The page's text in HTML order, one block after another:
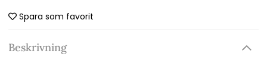
Spara som favorit
Beskrivning